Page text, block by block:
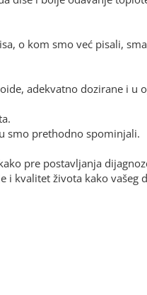
o kom smo već pisali,
adekvatno dozirane i u
smo prethodno spominjali.
pre postavljanja
kvalitet života kako vašeg